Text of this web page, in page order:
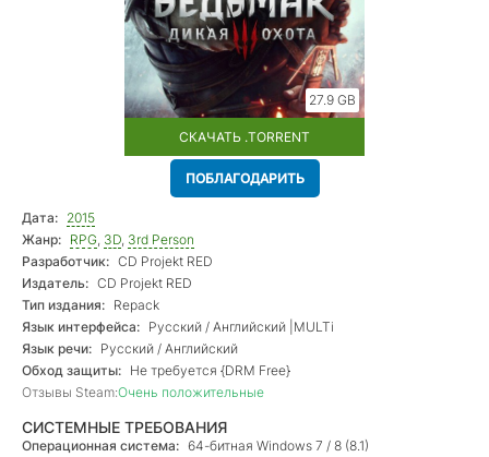
27.9 GB
СКАЧАТЬ .TORRENT
ПОБЛАГОДАРИТЬ
Дата: 2015
Жанр: RPG, 3D, 3rd Person
Разработчик: CD Projekt RED
Издатель: CD Projekt RED
Тип издания: Repack
Язык интерфейса: Русский / Английский |MULTi
Язык речи: Русский / Английский
Обход защиты: Не требуется {DRM Free}
Отзывы Steam:Очень положительные
СИСТЕМНЫЕ ТРЕБОВАНИЯ
Операционная система: 64-битная Windows 7 / 8 (8.1)